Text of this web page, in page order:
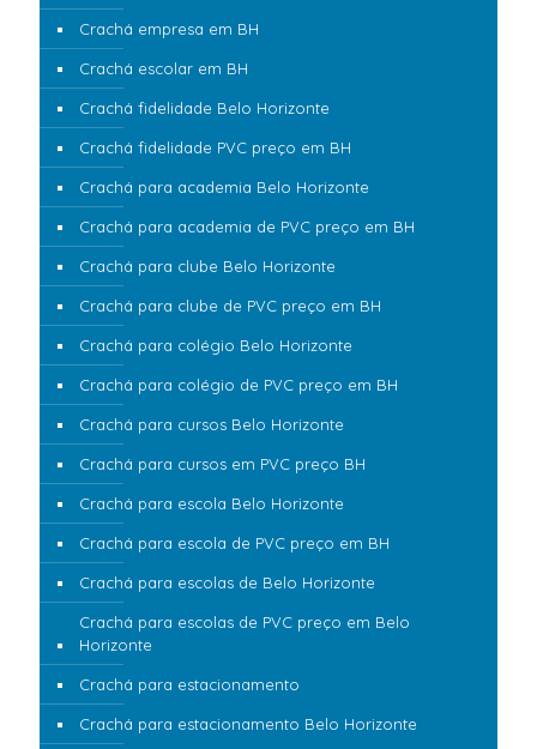
Crachá empresa em BH
Crachá escolar em BH
Crachá fidelidade Belo Horizonte
Crachá fidelidade PVC preço em BH
Crachá para academia Belo Horizonte
Crachá para academia de PVC preço em BH
Crachá para clube Belo Horizonte
Crachá para clube de PVC preço em BH
Crachá para colégio Belo Horizonte
Crachá para colégio de PVC preço em BH
Crachá para cursos Belo Horizonte
Crachá para cursos em PVC preço BH
Crachá para escola Belo Horizonte
Crachá para escola de PVC preço em BH
Crachá para escolas de Belo Horizonte
Crachá para escolas de PVC preço em Belo
Horizonte
Crachá para estacionamento
Crachá para estacionamento Belo Horizonte